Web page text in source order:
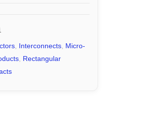
Interconnects Micro-
Rectangular